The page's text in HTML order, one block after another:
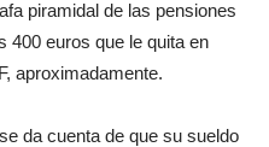
piramidal de las pensiones
400 euros que le quita en
aproximadamente.
da cuenta de que su sueldo